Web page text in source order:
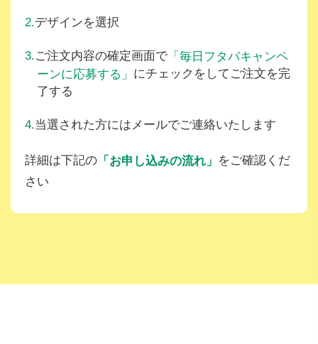
デザインを選択
ご注文内容の確定画面で 「毎日フタバキャンペ
ーンに応募する」 にチェックをしてご注文を完
了する
当選された方にはメールでご連絡いたします
詳細は下記の 「お申し込みの流れ」 をご確認くだ
さい